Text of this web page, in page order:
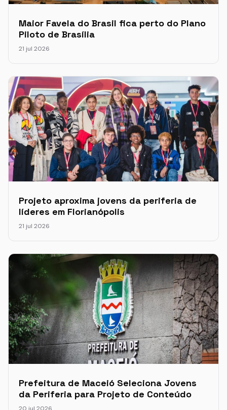
Maior Favela do Brasil fica perto do Plano
Piloto de Brasília
21 jul 2026
Projeto aproxima jovens da periferia de
líderes em Florianópolis
21 jul 2026
Prefeitura de Maceió Seleciona Jovens
da Periferia para Projeto de Conteúdo